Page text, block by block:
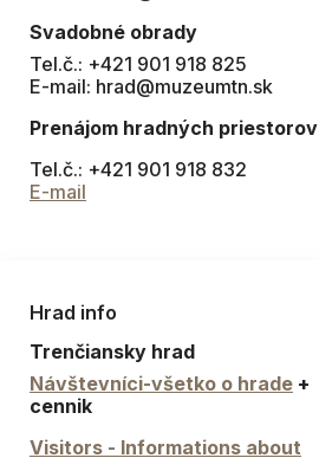
Svadobné obrady
Tel.č.: +421 901 918 825
E-mail: hrad@muzeumtn.sk
Prenájom hradných priestorov
Tel.č.: +421 901 918 832
E-mail
Hrad info
Trenčiansky hrad
Návštevníci-všetko o hrade +
cennik
Visitors - Informations about